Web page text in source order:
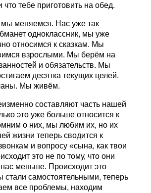
что тебе приготовить на обед.
меняемся. Нас уже так
одноклассник, мы уже
относимся к сказкам. Мы
взрослыми. Мы берём на
и обязательств. Мы
десятка текущих целей.
Мы живём.
составляют часть нашей
это уже больше относится к
о них, мы любим их, но их
жизни теперь сводится к
и вопросу «сына, как твои
это не по тому, что они
меньше. Происходит это
стали самостоятельными, теперь
все проблемы, находим